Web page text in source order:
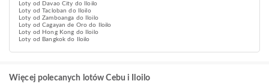
Loty od Davao City do Iloilo
Loty od Tacloban do Iloilo
Loty od Zamboanga do Iloilo
Loty od Cagayan de Oro do Iloilo
Loty od Hong Kong do Iloilo
Loty od Bangkok do Iloilo
Więcej polecanych lotów Cebu i Iloilo